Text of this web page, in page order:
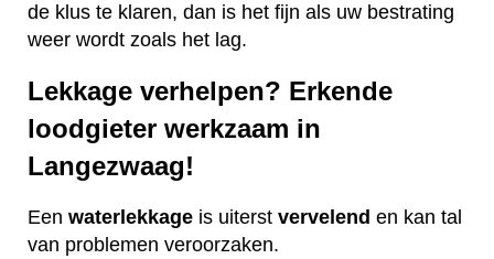
de klus te klaren, dan is het fijn als uw bestrating
weer wordt zoals het lag.
Lekkage verhelpen? Erkende
loodgieter werkzaam in
Langezwaag!
Een waterlekkage is uiterst vervelend en kan tal
van problemen veroorzaken.